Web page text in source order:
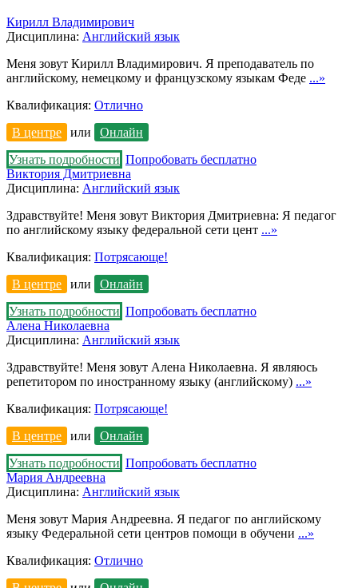
Кирилл Владимирович
Дисциплина: Английский язык
Меня зовут Кирилл Владимирович. Я преподаватель по
английскому, немецкому и французскому языкам Феде ...»
Квалификация: Отлично
В центре
или
Онлайн
Узнать подробности Попробовать бесплатно
Виктория Дмитриевна
Дисциплина: Английский язык
Здравствуйте! Меня зовут Виктория Дмитриевна: Я педагог
по английскому языку федеральной сети цент ...»
Квалификация: Потрясающе!
В центре
или
Онлайн
Узнать подробности Попробовать бесплатно
Алена Николаевна
Дисциплина: Английский язык
Здравствуйте! Меня зовут Алена Николаевна. Я являюсь
репетитором по иностранному языку (английскому) ...»
Квалификация: Потрясающе!
В центре
или
Онлайн
Узнать подробности Попробовать бесплатно
Мария Андреевна
Дисциплина: Английский язык
Меня зовут Мария Андреевна. Я педагог по английскому
языку Федеральной сети центров помощи в обучени ...»
Квалификация: Отлично